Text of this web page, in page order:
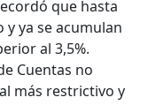
que hasta
ya se acumulan
al 3,5%.
Cuentas no
más restrictivo y